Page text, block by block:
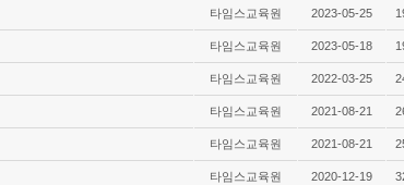
타임스교육원 2023-05-25
타임스교육원 2023-05-18
타임스교육원 2022-03-25
타임스교육원 2021-08-21
타임스교육원 2021-08-21
타임스교육원 2020-12-19